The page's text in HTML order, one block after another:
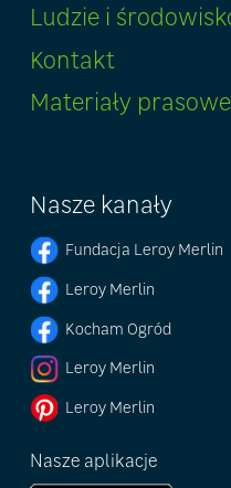
Ludzie i
Kontakt
Materiały prasowe
Nasze kanały
Fundacja Leroy Merlin
Leroy Merlin
Kocham Ogród
Leroy Merlin
Leroy Merlin
Nasze aplikacje